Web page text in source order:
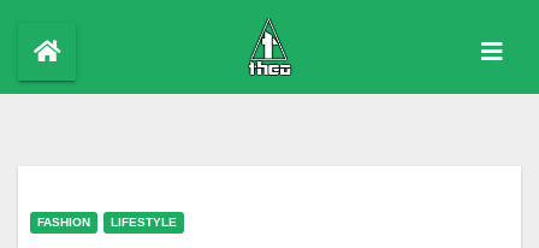
content
FASHION LIFESTYLE